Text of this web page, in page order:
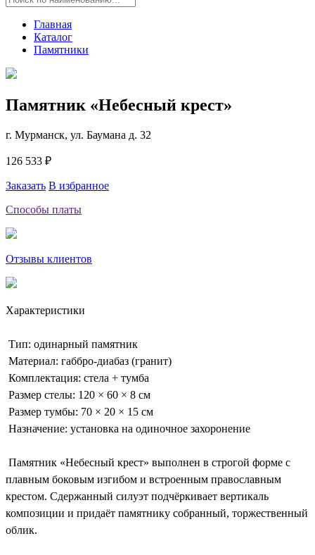
Главная
Каталог
Памятники
Памятник «Небесный крест»
г. Мурманск, ул. Баумана д. 32
126 533 ₽
Заказать В избранное
Способы платы
Отзывы клиентов
Характеристики
Тип: одинарный памятник
Материал: габбро-диабаз (гранит)
Комплектация: стела + тумба
Размер стелы: 120 × 60 × 8 см
Размер тумбы: 70 × 20 × 15 см
Назначение: установка на одиночное захоронение
Памятник «Небесный крест» выполнен в строгой форме с
плавным боковым изгибом и встроенным православным
крестом. Сдержанный силуэт подчёркивает вертикаль
композиции и придаёт памятнику собранный, торжественный
облик.